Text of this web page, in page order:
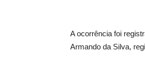
A ocorrência foi
Armando da Silva,